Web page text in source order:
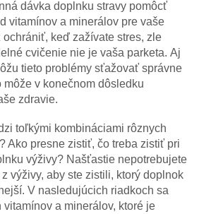
dávka doplnku stravy pomôcť
vitamínov a minerálov pre vaše
ochrániť, keď zažívate stres, zle
cvičenie nie je vaša parketa. Aj
tieto problémy sťažovať správne
v konečnom dôsledku
zdravie.
toľkými kombináciami rôznych
Ako presne zistiť, čo treba zistiť pri
výživy? Našťastie nepotrebujete
výživy, aby ste zistili, ktorý doplnok
V nasledujúcich riadkoch sa
a minerálov, ktoré je